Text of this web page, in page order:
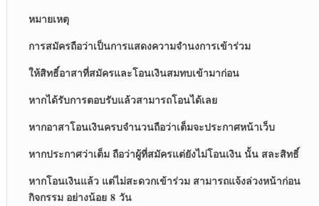
หมายเหตุ
การสมัครถือว่าเป็นการแสดงความจำนงการเข้าร่วม
ให้สิทธิ์อาสาที่สมัครและโอนเงินสมทบเข้ามาก่อน
หากได้รับการตอบรับแล้วสามารถโอนได้เลย
หากอาสาโอนเงินครบจำนวนถือว่าเต็มจะประกาศหน้าเว็บ
หากประกาศว่าเต็ม ถือว่าผู้ที่สมัครแต่ยังไม่โอนเงิน นั้น สละสิทธิ์
หากโอนเงินแล้ว แต่ไม่สะดวกเข้าร่วม สามารถแจ้งล่วงหน้าก่อน
กิจกรรม อย่างน้อย 8 วัน